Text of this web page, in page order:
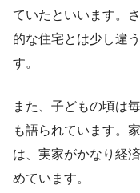
ていたといいます。
的な住宅とは少し違
す。
また、子どもの頃は
も語られています。
は、実家がかなり経
めています。